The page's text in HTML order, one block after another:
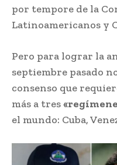
por tempore de la
Latinoamericanos y
Pero para lograr la
septiembre pasado
consenso que
más a tres
el mundo: Cuba,